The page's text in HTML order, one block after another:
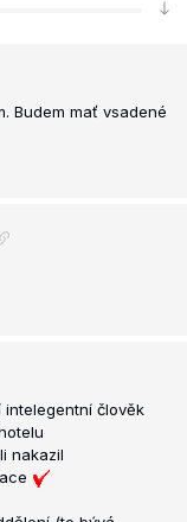
Budem mať vsadené
člověk
nakazil